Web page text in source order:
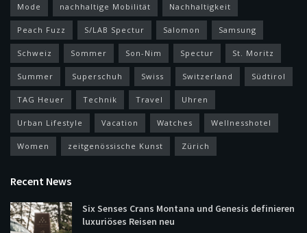
Mode nachhaltige Mobilität Nachhaltigkeit
Peach Fuzz S/LAB Spectur Salomon Samsung
Schweiz Sommer Son-Nim Spectur St. Moritz
Summer Superschuh Swiss Switzerland Südtirol
TAG Heuer Technik Travel Uhren
Urban Lifestyle Vacation Watches Wellnesshotel
Women zeitgenössische Kunst Zürich
Recent News
Six Senses Crans Montana und Genesis definieren
luxuriöses Reisen neu